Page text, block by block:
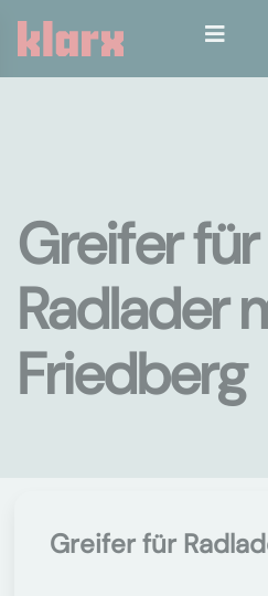
Greifer für
Radlader
Friedberg
Greifer für